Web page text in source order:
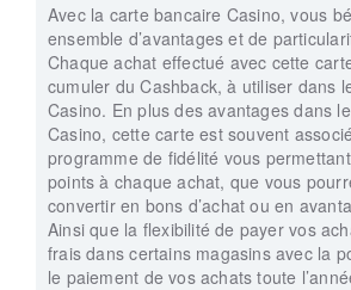
Avec la carte bancaire Casino, vous
ensemble d’avantages et de
Chaque achat effectué avec cette
cumuler du Cashback, à utiliser dans
Casino. En plus des avantages dans
Casino, cette carte est souvent
programme de fidélité vous
points à chaque achat, que vous
convertir en bons d’achat ou en
Ainsi que la flexibilité de payer vos
frais dans certains magasins avec la
le paiement de vos achats toute